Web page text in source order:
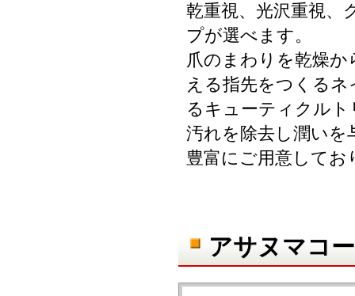
乾重視、光沢重視、
プが選べます。
爪のまわりを乾燥
える指先をつくる
るキューティクル
汚れを除去し潤い
豊富にご用意してお
アサヌマコ